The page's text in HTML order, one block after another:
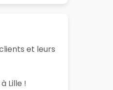
et leurs
Lille !